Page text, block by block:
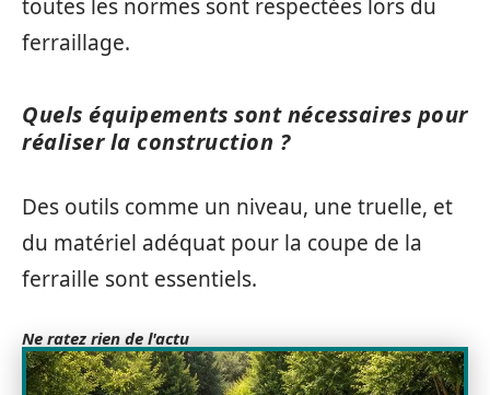
toutes les normes sont respectées lors du
ferraillage.
Quels équipements sont nécessaires pour
réaliser la construction ?
Des outils comme un niveau, une truelle, et
du matériel adéquat pour la coupe de la
ferraille sont essentiels.
Ne ratez rien de l'actu